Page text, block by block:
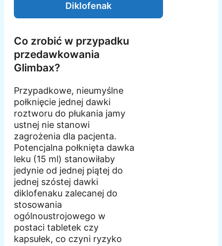
Diklofenak
Co zrobić w przypadku
przedawkowania
Glimbax?
Przypadkowe, nieumyślne
połknięcie jednej dawki
roztworu do płukania jamy
ustnej nie stanowi
zagrożenia dla pacjenta.
Potencjalna połknięta dawka
leku (15 ml) stanowiłaby
jedynie od jednej piątej do
jednej szóstej dawki
diklofenaku zalecanej do
stosowania
ogólnoustrojowego w
postaci tabletek czy
kapsułek, co czyni ryzyko